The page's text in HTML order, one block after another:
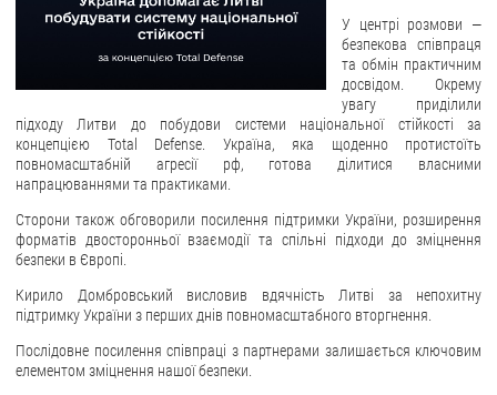
Електронне звернення
Організація доступу до публічної інформації
Запит на отримання публічної інформації
Облік публічної інформації
Питання запобігання корупції
Внутрішній аудит
ДЕРЖАВНИЙ РЕЄСТР САНКЦІЙ
У центрі розмови —
безпекова співпраця
та обмін практичним
досвідом. Окрему
увагу приділили
підходу Литви до побудови системи національної стійкості за
концепцією Total Defense. Україна, яка щоденно протистоїть
повномасштабній агресії рф, готова ділитися власними
напрацюваннями та практиками.
Сторони також обговорили посилення підтримки України, розширення
форматів двосторонньої взаємодії та спільні підходи до зміцнення
безпеки в Європі.
Кирило Домбровський висловив вдячність Литві за непохитну
підтримку України з перших днів повномасштабного вторгнення.
Послідовне посилення співпраці з партнерами залишається ключовим
елементом зміцнення нашої безпеки.